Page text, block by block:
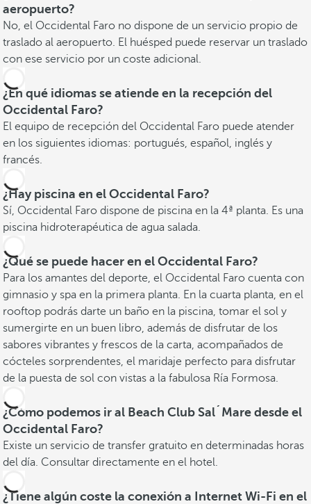
aeropuerto?
No, el Occidental Faro no dispone de un servicio propio de
traslado al aeropuerto. El huésped puede reservar un traslado
con ese servicio por un coste adicional.
¿En qué idiomas se atiende en la recepción del
Occidental Faro?
El equipo de recepción del Occidental Faro puede atender
en los siguientes idiomas: portugués, español, inglés y
francés.
¿Hay piscina en el Occidental Faro?
Sí, Occidental Faro dispone de piscina en la 4ª planta. Es una
piscina hidroterapéutica de agua salada.
¿Qué se puede hacer en el Occidental Faro?
Para los amantes del deporte, el Occidental Faro cuenta con
gimnasio y spa en la primera planta. En la cuarta planta, en el
rooftop podrás darte un baño en la piscina, tomar el sol y
sumergirte en un buen libro, además de disfrutar de los
sabores vibrantes y frescos de la carta, acompañados de
cócteles sorprendentes, el maridaje perfecto para disfrutar
de la puesta de sol con vistas a la fabulosa Ría Formosa.
¿Cómo podemos ir al Beach Club Sal´Mare desde el
Occidental Faro?
Existe un servicio de transfer gratuito en determinadas horas
del día. Consultar directamente en el hotel.
¿Tiene algún coste la conexión a Internet Wi-Fi en el